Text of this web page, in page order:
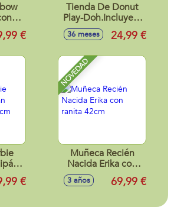
€
Tienda De Donut
Play-Doh.Incluye 5
Botes.
36 meses 24,99 €
cm €
NOVEDAD
Muñeca Recién
Nacida Erika con
ranita 42cm
3 años 69,99 €